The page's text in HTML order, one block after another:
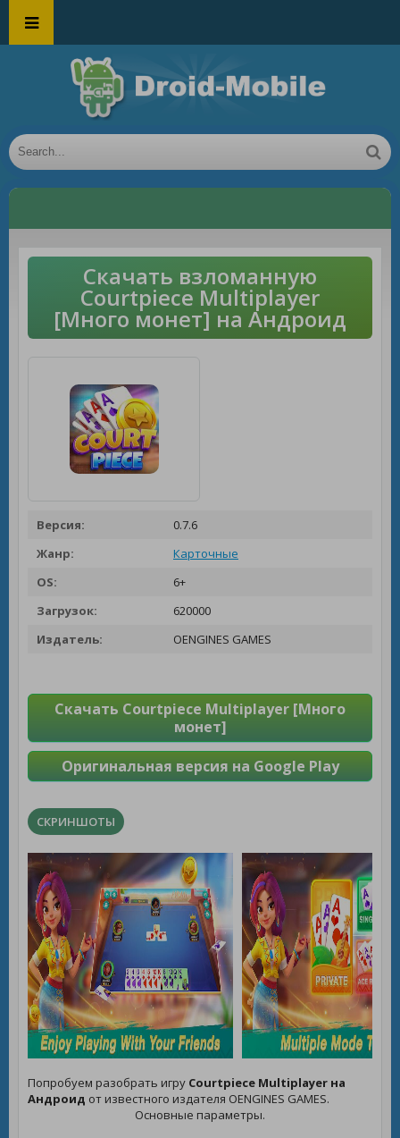
Скачать взломанную
Courtpiece Multiplayer
[Много монет] на Андроид
Версия:
0.7.6
Жанр:
Карточные
OS:
6+
Загрузок:
620000
Издатель:
OENGINES GAMES
Скачать Courtpiece Multiplayer [Много
монет]
Оригинальная версия на Google Play
СКРИНШОТЫ
Попробуем разобрать игру Courtpiece Multiplayer на
Андроид от известного издателя OENGINES GAMES.
Основные параметры.